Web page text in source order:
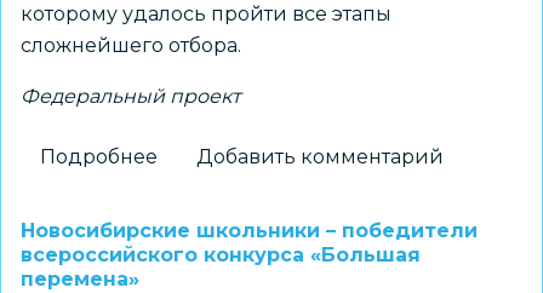
которому удалось пройти все этапы
сложнейшего отбора.
Федеральный проект
Подробнее
установит
Добавить комментарий
Новосибирские школьники – победители
всероссийского конкурса «Большая
перемена»